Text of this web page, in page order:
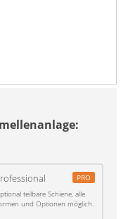
:
PRO
teilbare Schiene, alle
und Optionen möglich.